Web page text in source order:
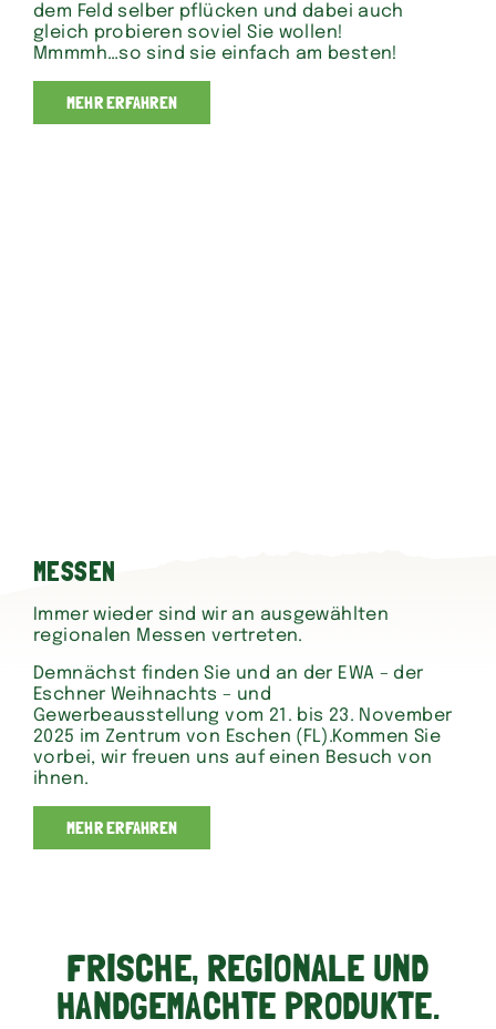
dem Feld selber pflücken und dabei auch
gleich probieren soviel Sie wollen!
Mmmmh…so sind sie einfach am besten!
MEHR ERFAHREN
MESSEN
Immer wieder sind wir an ausgewählten
regionalen Messen vertreten.
Demnächst finden Sie und an der EWA – der
Eschner Weihnachts – und
Gewerbeausstellung vom 21. bis 23. November
2025 im Zentrum von Eschen (FL).Kommen Sie
vorbei, wir freuen uns auf einen Besuch von
ihnen.
MEHR ERFAHREN
FRISCHE, REGIONALE UND
HANDGEMACHTE PRODUKTE.